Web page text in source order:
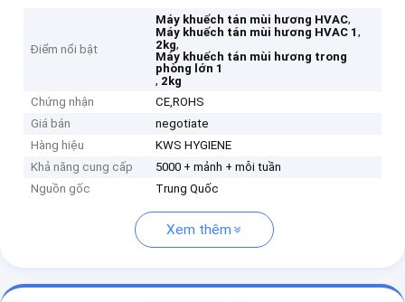
Điểm nổi bật
Máy khuếch tán mùi hương HVAC,
Máy khuếch tán mùi hương HVAC 1,
2kg,
Máy khuếch tán mùi hương trong
phòng lớn 1
, 2kg
Chứng nhận
CE,ROHS
Giá bán
negotiate
Hàng hiệu
KWS HYGIENE
Khả năng cung cấp
5000 + mảnh + mỗi tuần
Nguồn gốc
Trung Quốc
Xem thêm